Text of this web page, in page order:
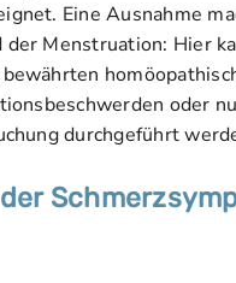
Eine Ausnahme
Menstruation: Hier
oder
durchgeführt